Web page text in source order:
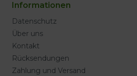
Informationen
Datenschutz
Über uns
Kontakt
Rücksendungen
Zahlung und Versand